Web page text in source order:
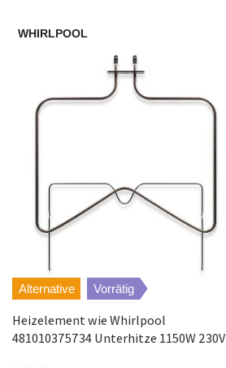
WHIRLPOOL
Alternative Vorrätig
Heizelement wie Whirlpool
481010375734 Unterhitze 1150W 230V